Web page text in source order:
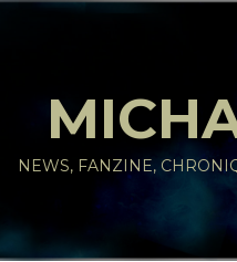
NEWS, FANZINE,